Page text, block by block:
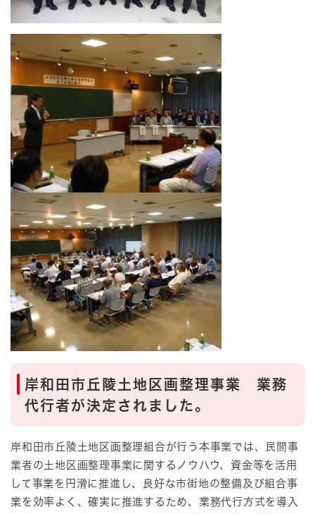
岸和田市丘陵土地区画整理事業 業務
代行者が決定されました。
岸和田市丘陵土地区画整理組合が行う本事業では、民間事
業者の土地区画整理事業に関するノウハウ、資金等を活用
して事業を円滑に推進し、良好な市街地の整備及び組合事
業を効率よく、確実に推進するため、業務代行方式を導入